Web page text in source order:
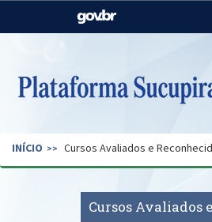
Casa Civil
Pecuária e Abastecimento
Secretaria de Governo
INÍCIO Cursos Avaliados e
Cursos Avaliados